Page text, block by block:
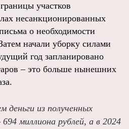
участков
несанкционированных
о необходимости
начали уборку силами
год запланировано
– это больше нынешних
деньги из полученных
миллиона рублей, а в 2024